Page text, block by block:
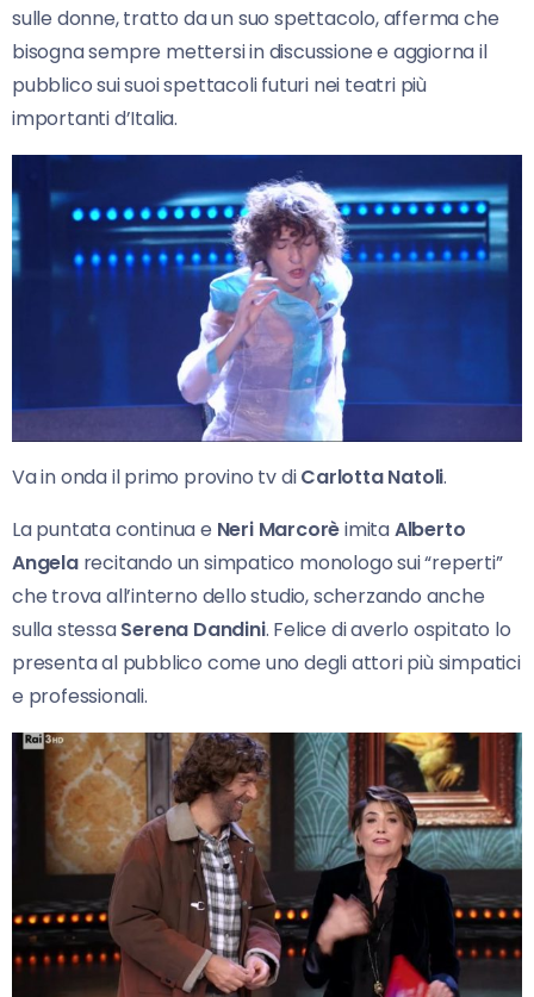
sulle donne, tratto da un suo spettacolo, afferma che
bisogna sempre mettersi in discussione e aggiorna il
pubblico sui suoi spettacoli futuri nei teatri più
importanti d’Italia.
Va in onda il primo provino tv diCarlotta Natoli.
La puntata continua e Neri MarcorèimitaAlberto
Angelarecitando un simpatico monologo sui “reperti”
che trova all’interno dello studio, scherzando anche
sulla stessaSerena Dandini. Felice di averlo ospitato lo
presenta al pubblico come uno degli attori più simpatici
e professionali.